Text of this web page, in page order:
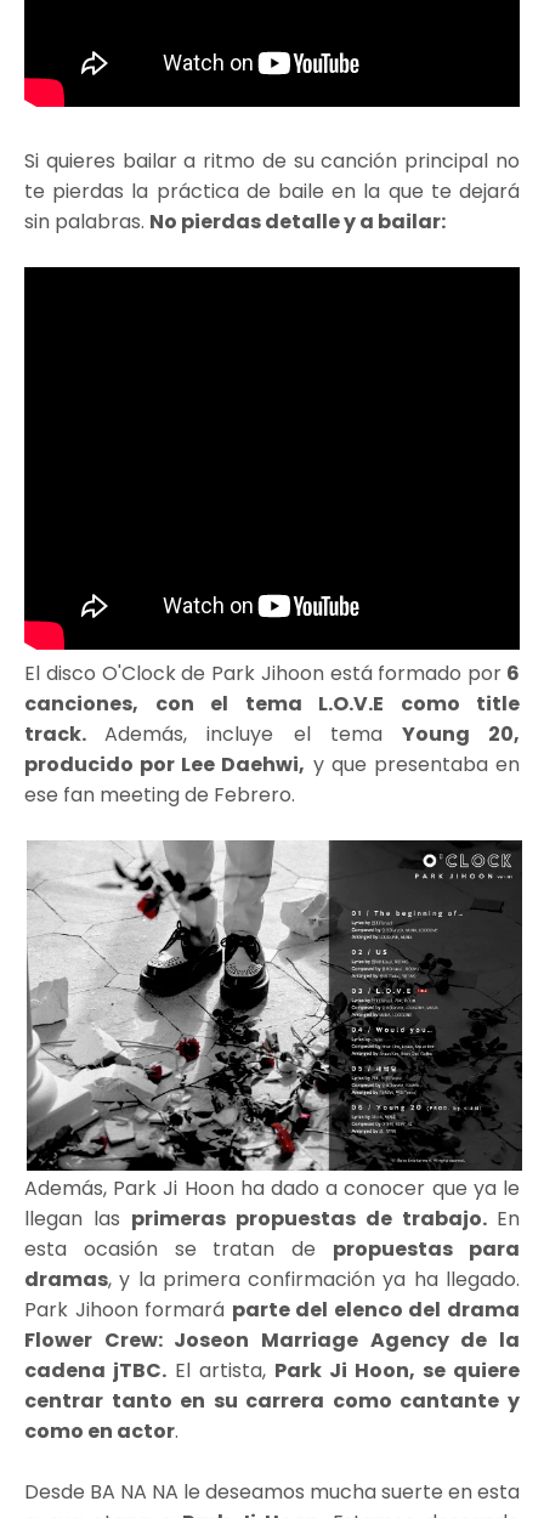
Si quieres bailar a ritmo de su canción principal no
te pierdas la práctica de baile en la que te dejará
sin palabras. No pierdas detalle y a bailar:
El disco O'Clock de Park Jihoon está formado por 6
canciones, con el tema L.O.V.E como title
track.Además, incluye el tema Young 20,
producido por Lee Daehwi, y que presentaba en
ese fan meeting de Febrero.
Además, Park Ji Hoon ha dado a conocer que ya le
llegan las primeras propuestas de trabajo. En
esta ocasión se tratan de propuestas para
dramas, y la primera confirmación ya ha llegado.
Park Jihoon formará parte del elenco del drama
Flower Crew: Joseon Marriage Agency de la
cadena jTBC. El artista, Park Ji Hoon, se quiere
centrar tanto en su carrera como cantante y
como en actor.
Desde BA NA NA le deseamos mucha suerte en esta